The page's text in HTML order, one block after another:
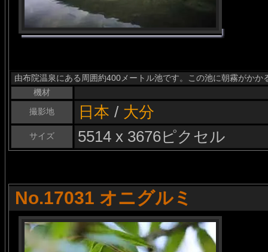
由布院温泉にある周囲約400メートル池です。この池に朝霧がか
機材
撮影地
日本 / 大分
サイズ 5514 x 3676ピクセル
No.17031 オニグルミ